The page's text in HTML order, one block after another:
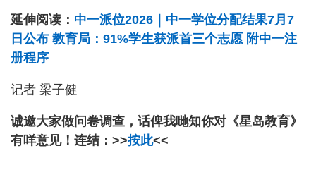
延伸阅读： 中一派位2026｜中一学位分配结果7月7
日公布 教育局：91%学生获派首三个志愿 附中一注
册程序
记者 梁子健
诚邀大家做问卷调查，话俾我哋知你对《星岛教育》
有咩意见！连结：>>按此<<